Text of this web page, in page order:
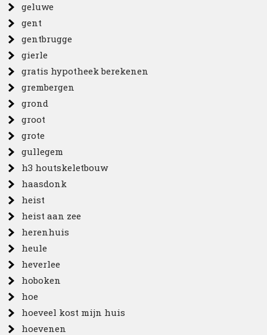
geluwe
gent
gentbrugge
gierle
gratis hypotheek berekenen
grembergen
grond
groot
grote
gullegem
h3 houtskeletbouw
haasdonk
heist
heist aan zee
herenhuis
heule
heverlee
hoboken
hoe
hoeveel kost mijn huis
hoevenen